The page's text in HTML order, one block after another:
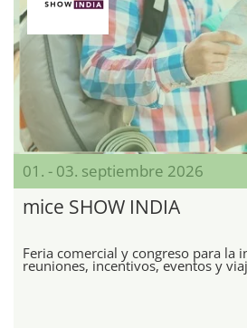
01. - 03. septiembre 2026
mice SHOW INDIA
Feria comercial y congreso para la
reuniones, incentivos, eventos y